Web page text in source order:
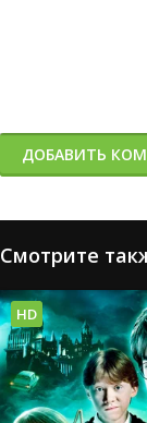
ДОБАВИТЬ
Смотрите
HD